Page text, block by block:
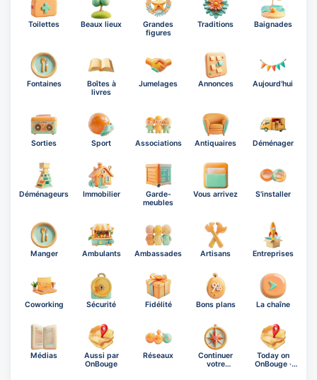
Toilettes Beaux lieux
Grandes
figures
Traditions Baignades
Fontaines
Boîtes à
livres
Jumelages Annonces Aujourd'hui
Sorties Sport Associations Antiquaires Déménager
Déménageurs Immobilier
Garde-
meubles
Vous arrivez S'installer
Manger Ambulants Ambassades Artisans Entreprises
Coworking Sécurité Fidélité Bons plans La chaîne
Médias
Aussi par
OnBouge
Réseaux
Continuer
votre
Today on
OnBouge ·